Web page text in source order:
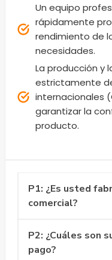
Un equipo
rápidamente
rendimiento de
necesidades.
La producción y
estrictamente
internacionales
garantizar la
producto.
P1: ¿Es usted
comercial?
P2: ¿Cuáles son
pago?